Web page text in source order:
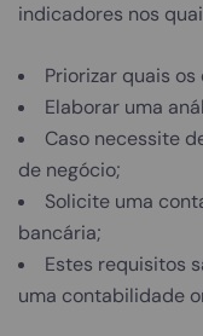
indicadores nos
Priorizar quais
Elaborar uma
Caso necessite
de negócio;
Solicite uma
bancária;
Estes requisitos
uma contabilidade